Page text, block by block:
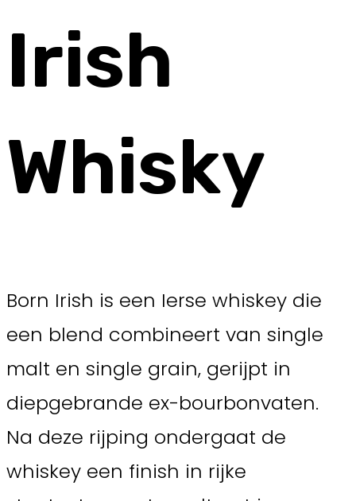
Irish
Whisky
Born Irish is een Ierse whiskey die
een blend combineert van single
malt en single grain, gerijpt in
diepgebrande ex-bourbonvaten.
Na deze rijping ondergaat de
whiskey een finish in rijke